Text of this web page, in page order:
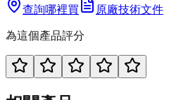
查詢哪裡買 原廠技術文件
為這個產品評分